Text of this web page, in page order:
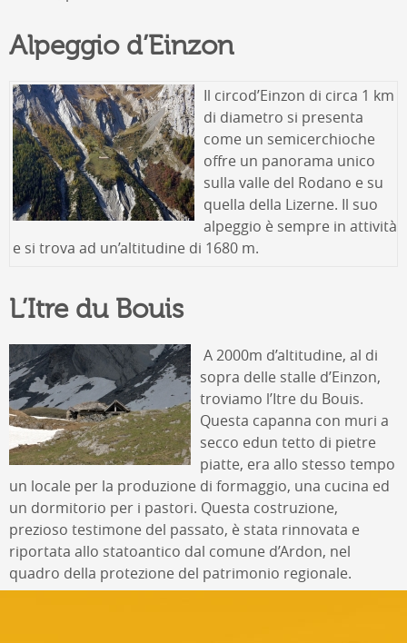
Alpeggio d’Einzon
Il circod’Einzon di circa 1 km
di diametro si presenta
come un semicerchioche
offre un panorama unico
sulla valle del Rodano e su
quella della Lizerne. Il suo
alpeggio è sempre in attività
e si trova ad un’altitudine di 1680 m.
L’Itre du Bouis
A 2000m d’altitudine, al di
sopra delle stalle d’Einzon,
troviamo l’Itre du Bouis.
Questa capanna con muri a
secco edun tetto di pietre
piatte, era allo stesso tempo
un locale per la produzione di formaggio, una cucina ed
un dormitorio per i pastori. Questa costruzione,
prezioso testimone del passato, è stata rinnovata e
riportata allo statoantico dal comune d’Ardon, nel
quadro della protezione del patrimonio regionale.